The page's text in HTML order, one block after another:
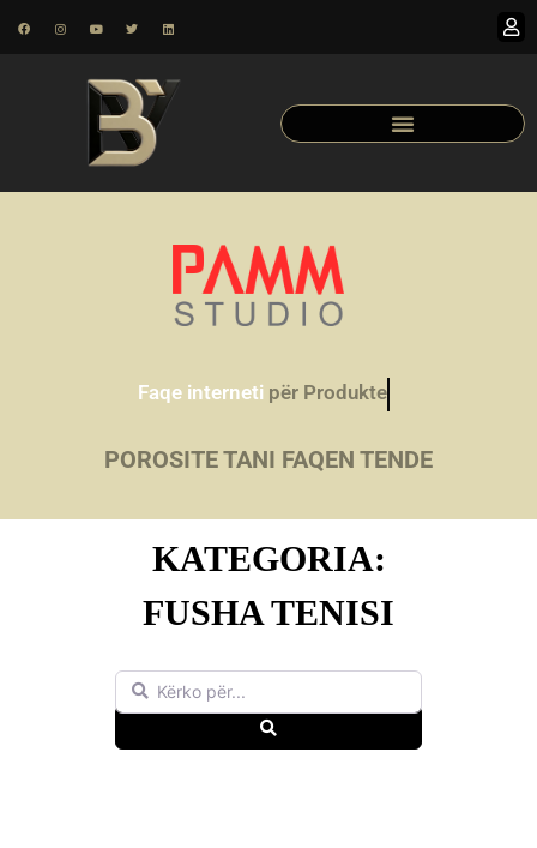
Faqe interneti për Produkte
POROSITE TANI FAQEN TENDE
KATEGORIA:
FUSHA TENISI
Kërko për...